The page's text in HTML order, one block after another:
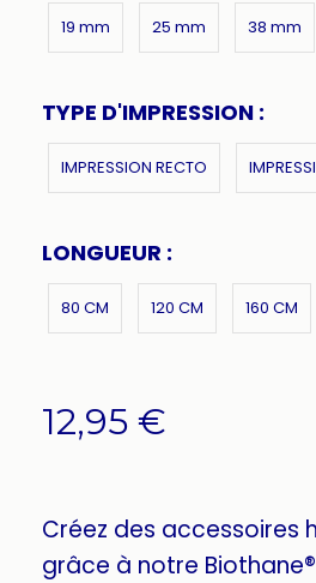
19 mm 25 mm 38 mm
TYPE D'IMPRESSION :
IMPRESSION RECTO
LONGUEUR :
80 CM 120 CM 160 CM
12,95 €
Créez des accessoires
grâce à notre